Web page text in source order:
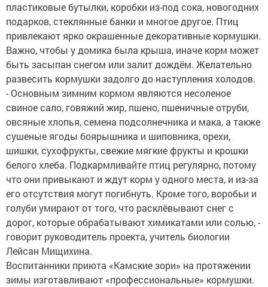
пластиковые бутылки, коробки из-под сока, новогодних
подарков, стеклянные банки и многое другое. Птиц
привлекают ярко окрашенные декоративные кормушки.
Важно, чтобы у домика была крыша, иначе корм может
быть засыпан снегом или залит дождём. Желательно
развесить кормушки задолго до наступления холодов.
- Основным зимним кормом являются несоленое
свиное сало, говяжий жир, пшено, пшеничные отруби,
овсяные хлопья, семена подсолнечника и мака, а также
сушеные ягоды боярышника и шиповника, орехи,
шишки, сухофрукты, свежие мягкие фрукты и крошки
белого хлеба. Подкармливайте птиц регулярно, потому
что они привыкают и ждут корм у одного места, и из-за
его отсутствия могут погибнуть. Кроме того, воробьи и
голуби умирают от того, что расклёвывают снег с
дорог, которые обрабатывают химикатами или солью, -
говорит руководитель проекта, учитель биологии
Лейсан Мищихина.
Воспитанники приюта «Камские зори» на протяжении
зимы изготавливают «профессиональные» кормушки.